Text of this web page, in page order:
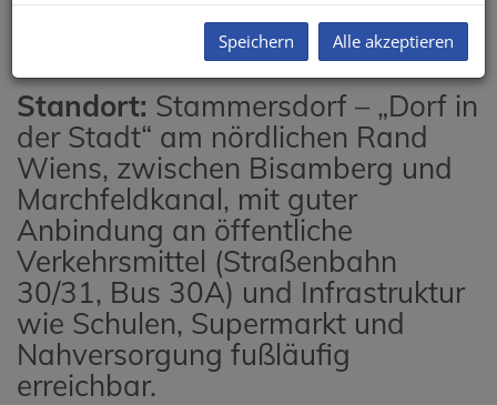
binnen weniger Minuten einen Link
zur 360°-Online Besichtigung
Standort: Stammersdorf – „Dorf in
der Stadt“ am nördlichen Rand
Wiens, zwischen Bisamberg und
Marchfeldkanal, mit guter
Anbindung an öffentliche
Verkehrsmittel (Straßenbahn
30/31, Bus 30A) und Infrastruktur
wie Schulen, Supermarkt und
Nahversorgung fußläufig
erreichbar.
Speichern Alle akzeptieren